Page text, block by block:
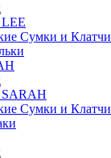
Сумки и Клатчи
Сумки и Клатчи